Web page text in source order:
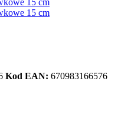
Kod EAN: 670983166576